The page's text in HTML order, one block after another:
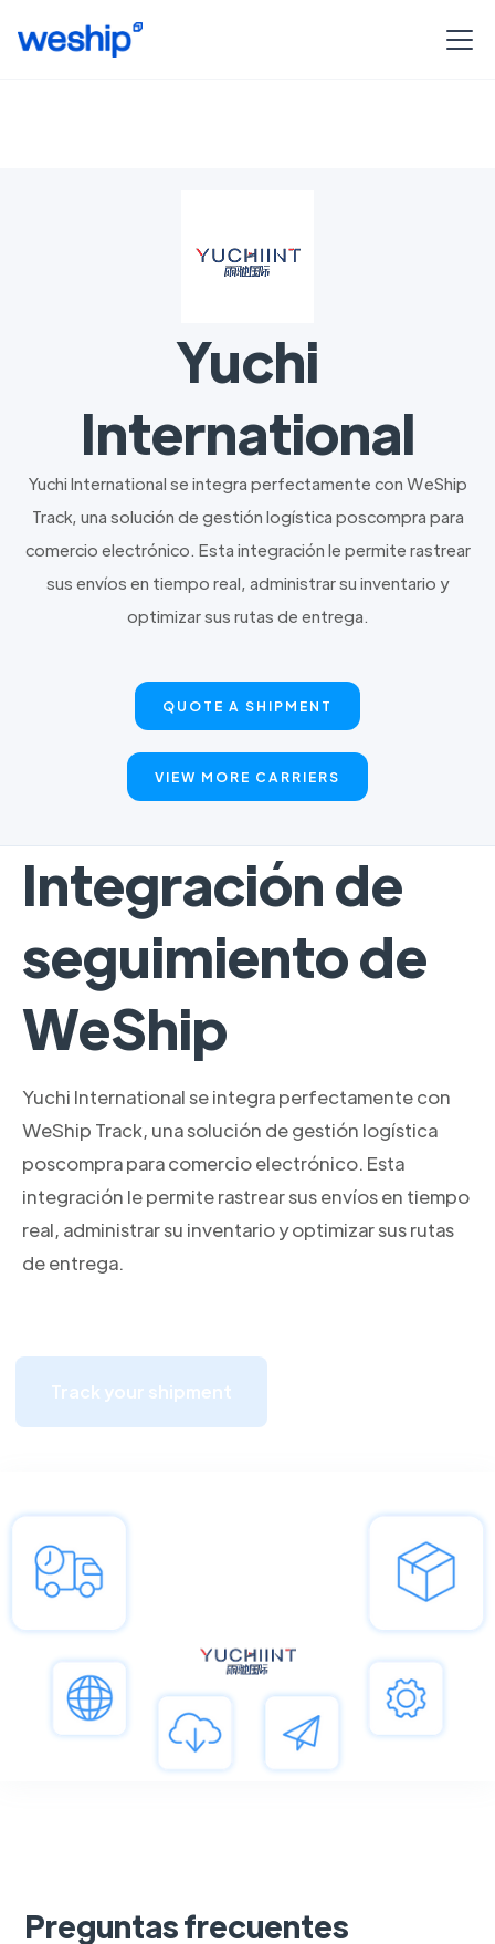
Yuchi
International
Yuchi International se integra perfectamente con WeShip
Track, una solución de gestión logística poscompra para
comercio electrónico. Esta integración le permite rastrear
sus envíos en tiempo real, administrar su inventario y
optimizar sus rutas de entrega.
QUOTE A SHIPMENT
VIEW MORE CARRIERS
Integración de
seguimiento de
WeShip
Yuchi International se integra perfectamente con
WeShip Track, una solución de gestión logística
poscompra para comercio electrónico. Esta
integración le permite rastrear sus envíos en tiempo
real, administrar su inventario y optimizar sus rutas
de entrega.
Track your shipment
Preguntas frecuentes